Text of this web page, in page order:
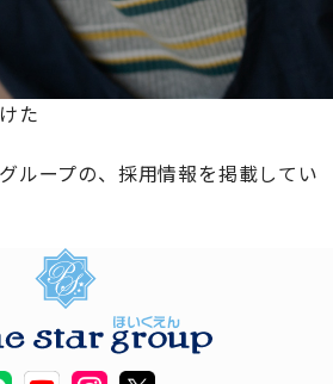
た
ループの、採用情報を掲載してい